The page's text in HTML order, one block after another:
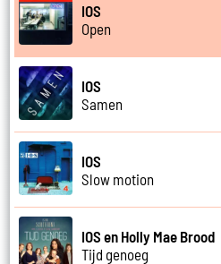
IOS
Open
IOS
Samen
IOS
Slow motion
IOS en Holly Mae Brood
Tijd genoeg